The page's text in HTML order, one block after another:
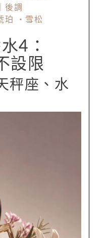
後調
珀 ・雪松
4：
設限
秤座、水